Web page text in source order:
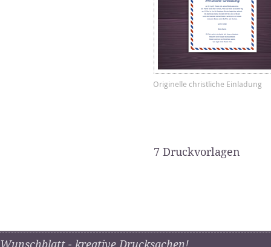
Originelle christliche Einladung
7 Druckvorlagen
Wunschblatt - kreative Drucksachen!